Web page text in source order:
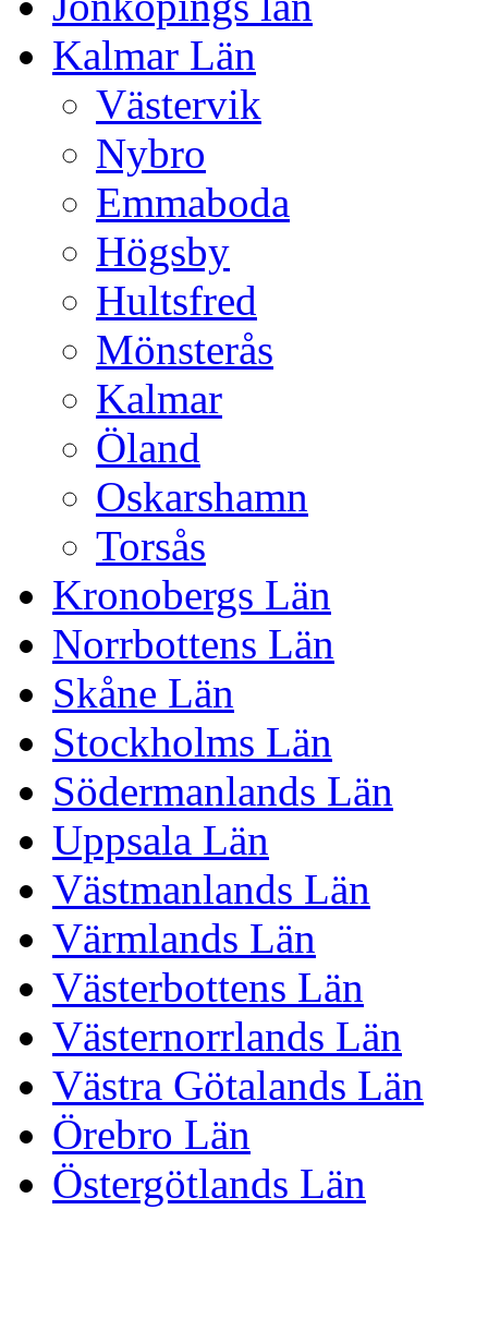
Kalmar Län
Västervik
Nybro
Emmaboda
Högsby
Hultsfred
Mönsterås
Kalmar
Öland
Oskarshamn
Torsås
Kronobergs Län
Norrbottens Län
Skåne Län
Stockholms Län
Södermanlands Län
Uppsala Län
Västmanlands Län
Värmlands Län
Västerbottens Län
Västernorrlands Län
Västra Götalands Län
Örebro Län
Östergötlands Län